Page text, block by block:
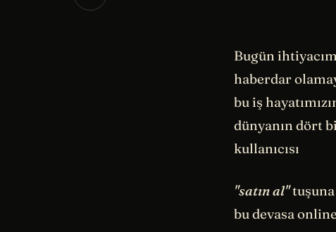
Bugün
haberdar
bu iş
dünyanın dört
kullanıcısı
"satın al"tuşuna
bu devasa